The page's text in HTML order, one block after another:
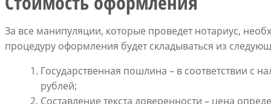
За все манипуляции, которые проведет нотариус,
процедуру оформления будет складываться из
Государственная пошлина – в соответствии с
рублей;
Составление текста доверенности – цена